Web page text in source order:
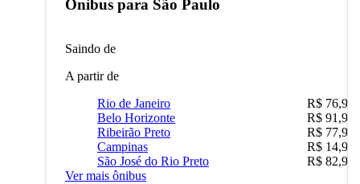
Ônibus para São Paulo
Saindo de
A partir de
Rio de Janeiro
R$ 76,90
Belo Horizonte
R$ 91,90
Ribeirão Preto
R$ 77,90
Campinas
R$ 14,90
São José do Rio Preto
R$ 82,90
Ver mais ônibus